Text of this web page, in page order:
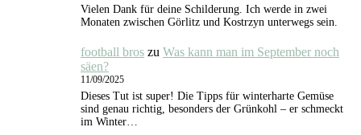
Vielen Dank für deine Schilderung. Ich werde in zwei
Monaten zwischen Görlitz und Kostrzyn unterwegs sein.
football bros zu Was kann man im September noch
säen?
11/09/2025
Dieses Tut ist super! Die Tipps für winterharte Gemüse
sind genau richtig, besonders der Grünkohl – er schmeckt
im Winter…